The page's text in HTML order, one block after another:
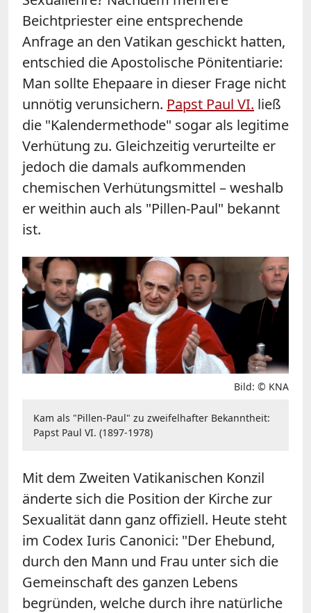
Beichtpriester eine entsprechende
Anfrage an den Vatikan geschickt hatten,
entschied die Apostolische Pönitentiarie:
Man sollte Ehepaare in dieser Frage nicht
unnötig verunsichern. Papst Paul VI. ließ
die "Kalendermethode" sogar als legitime
Verhütung zu. Gleichzeitig verurteilte er
jedoch die damals aufkommenden
chemischen Verhütungsmittel – weshalb
er weithin auch als "Pillen-Paul" bekannt
ist.
Bild: © KNA
Kam als "Pillen-Paul" zu zweifelhafter Bekanntheit:
Papst Paul VI. (1897-1978)
Mit dem Zweiten Vatikanischen Konzil
änderte sich die Position der Kirche zur
Sexualität dann ganz offiziell. Heute steht
im Codex Iuris Canonici: "Der Ehebund,
durch den Mann und Frau unter sich die
Gemeinschaft des ganzen Lebens
begründen, welche durch ihre natürliche